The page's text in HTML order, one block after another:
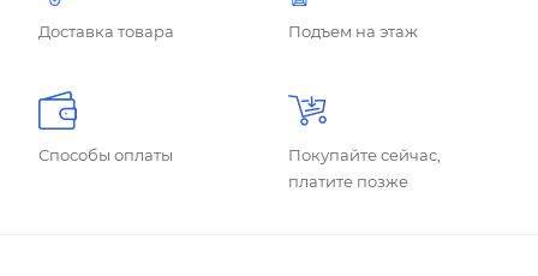
Доставка товара Подъем на этаж
Способы оплаты
Покупайте сейчас,
платите позже